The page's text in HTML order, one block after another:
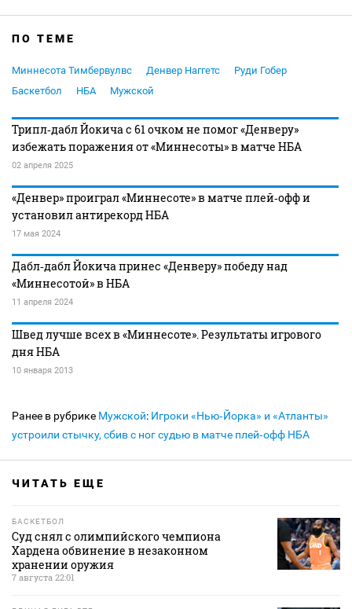
ПО ТЕМЕ
Миннесота Тимбервулвс Денвер Наггетс
Руди Гобер
Баскетбол
НБА Мужской
Трипл‑дабл Йокича с 61 очком не помог «Денверу»
избежать поражения от «Миннесоты» в матче НБА
02 апреля 2025
«Денвер» проиграл «Миннесоте» в матче плей‑офф и
установил антирекорд НБА
17 мая 2024
Дабл‑дабл Йокича принес «Денверу» победу над
«Миннесотой» в НБА
11 апреля 2024
Швед лучше всех в «Миннесоте». Результаты игрового
дня НБА
10 января 2013
Ранее в рубрике Мужской: Игроки «Нью‑Йорка» и «Атланты»
устроили стычку, сбив с ног судью в матче плей‑офф НБА
ЧИТАТЬ ЕЩЕ
БАСКЕТБОЛ
Суд снял с олимпийского чемпиона
Хардена обвинение в незаконном
хранении оружия
7 августа 22:01